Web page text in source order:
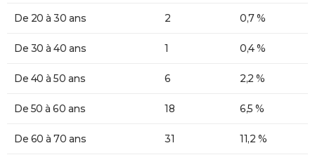
De 20 à 30 ans 2 0,7 %
De 30 à 40 ans 1 0,4 %
De 40 à 50 ans 6 2,2 %
De 50 à 60 ans 18 6,5 %
De 60 à 70 ans 31 11,2 %